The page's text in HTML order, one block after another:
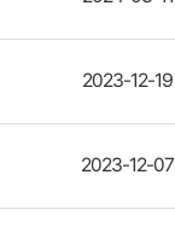
2023-12-19
2023-12-07